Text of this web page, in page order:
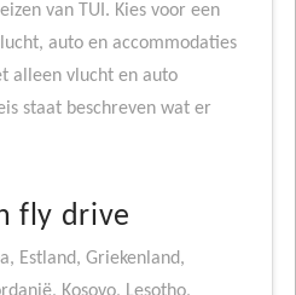
van TUI. Kies voor een
auto en accommodaties
alleen vlucht en auto
staat beschreven wat er
fly drive
Estland, Griekenland,